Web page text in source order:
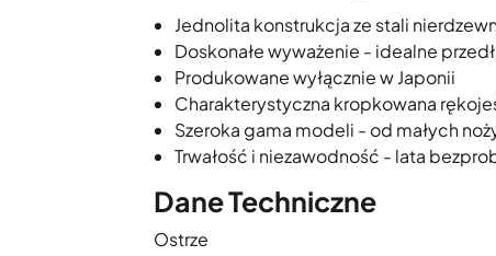
Jednolita konstrukcja ze stali
Doskonałe wyważenie - idealne
Produkowane wyłącznie w Japonii
Charakterystyczna kropkowana
Szeroka gama modeli - od małych
Trwałość i niezawodność - lata
Dane Techniczne
Ostrze